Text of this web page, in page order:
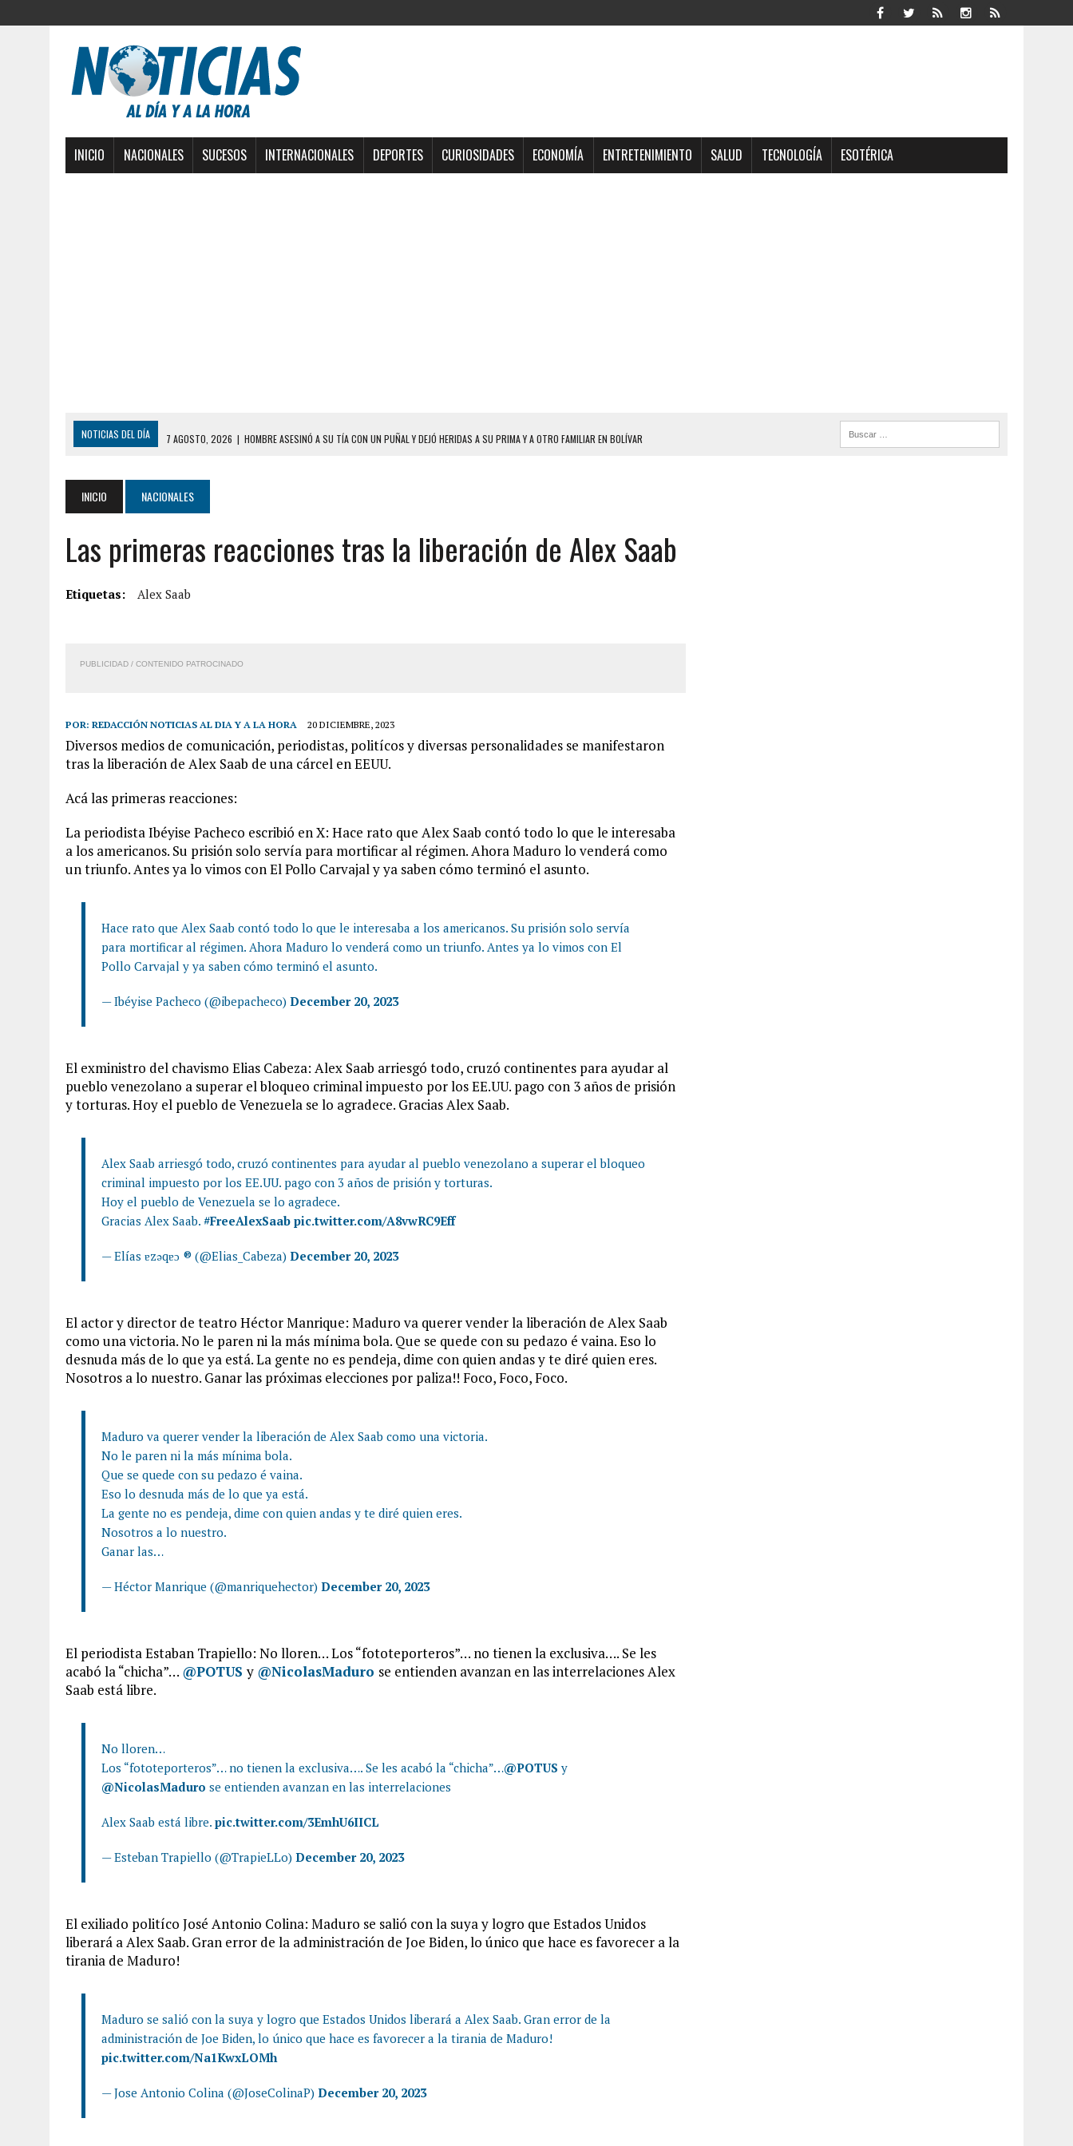
INICIO NACIONALES SUCESOS INTERNACIONALES DEPORTES CURIOSIDADES ECONOMÍA ENTRETENIMIENTO SALUD TECNOLOGÍA ESOTÉRICA
NOTICIAS DEL DÍA 7 AGOSTO, 2026 | HOMBRE ASESINÓ A SU TÍA CON UN PUÑAL Y DEJÓ HERIDAS A SU PRIMA Y A OTRO FAMILIAR EN BOLÍVAR
6 AGOSTO, 2026 | MISTERIOSA MUERTE DE MODELO EN MONAGAS: HALLARON EL CUERPO DENTRO DE SU CASA
6 AGOSTO, 2026
BARINAS: ADOLESCENTE SE QUITÓ LA VIDA TRAS SER ACOSADA Y ABUSADA POR LA PAREJA DE SU ABUELA
6 AGOSTO, 2026 | CONMOCIÓN EN COLORADO POR ASESINATO DE UNA ADOLESCENTE VENEZOLANA EN REUNIÓN CON AMIGOS
5 AGOSTO, 2026 | PRESUNTO BROTE PSICÓTICO POR FALTA DE TRATAMIENTO DESENCADENÓ TRAGEDIA FAMILIAR
7 AGOSTO, 2026 | FUGA DE GAS GENERÓ EXPLOSIÓN EN LOCAL COMERCIAL DE CHACAO
INICIO NACIONALES
Las primeras reacciones tras la liberación de Alex Saab
Etiquetas: Alex Saab
PUBLICIDAD / CONTENIDO PATROCINADO
POR: REDACCIÓN NOTICIAS AL DIA Y A LA HORA 20 DICIEMBRE, 2023
Diversos medios de comunicación, periodistas, politícos y diversas personalidades se manifestaron
tras la liberación de Alex Saab de una cárcel en EEUU.
Acá las primeras reacciones:
La periodista Ibéyise Pacheco escribió en X: Hace rato que Alex Saab contó todo lo que le interesaba
a los americanos. Su prisión solo servía para mortificar al régimen. Ahora Maduro lo venderá como
un triunfo. Antes ya lo vimos con El Pollo Carvajal y ya saben cómo terminó el asunto.
Hace rato que Alex Saab contó todo lo que le interesaba a los americanos. Su prisión solo servía
para mortificar al régimen. Ahora Maduro lo venderá como un triunfo. Antes ya lo vimos con El
Pollo Carvajal y ya saben cómo terminó el asunto.
— Ibéyise Pacheco (@ibepacheco) December 20, 2023
El exministro del chavismo Elias Cabeza: Alex Saab arriesgó todo, cruzó continentes para ayudar al
pueblo venezolano a superar el bloqueo criminal impuesto por los EE.UU. pago con 3 años de prisión
y torturas. Hoy el pueblo de Venezuela se lo agradece. GraciasAlex Saab.
Alex Saab arriesgó todo, cruzó continentes para ayudar al pueblo venezolano a superar el bloqueo
criminal impuesto por los EE.UU. pago con 3 años de prisión y torturas.
Hoy el pueblo de Venezuela se lo agradece.
Gracias Alex Saab. #FreeAlexSaab pic.twitter.com/A8vwRC9Eff
— Elías ɐzǝqɐɔ ® (@Elias_Cabeza) December 20, 2023
El actor y director de teatro Héctor Manrique: Maduro va querer vender la liberación de Alex Saab
como una victoria. No le paren ni la más mínima bola. Que se quede con su pedazo é vaina. Eso lo
desnuda más de lo que ya está. La gente no es pendeja, dime con quien andas y te diré quien eres.
Nosotros a lo nuestro. Ganar las próximas elecciones por paliza!! Foco, Foco, Foco.
Maduro va querer vender la liberación de Alex Saab como una victoria.
No le paren ni la más mínima bola.
Que se quede con su pedazo é vaina.
Eso lo desnuda más de lo que ya está.
La gente no es pendeja, dime con quien andas y te diré quien eres.
Nosotros a lo nuestro.
Ganar las…
— Héctor Manrique (@manriquehector) December 20, 2023
El periodista Estaban Trapiello: No lloren… Los “fototeporteros”… no tienen la exclusiva…. Se les
acabó la “chicha”… @POTUSy @NicolasMaduro se entienden avanzan en las interrelacionesAlex
Saab está libre.
No lloren…
Los “fototeporteros”… no tienen la exclusiva…. Se les acabó la “chicha”…@POTUS y
@NicolasMaduro se entienden avanzan en las interrelaciones
Alex Saab está libre. pic.twitter.com/3EmhU6IICL
— Esteban Trapiello (@TrapieLLo) December 20, 2023
El exiliado politíco José Antonio Colina: Maduro se salió con la suya y logro que Estados Unidos
liberará aAlex Saab. Gran error de la administración de Joe Biden, lo único que hace es favorecer a la
tirania de Maduro!
Maduro se salió con la suya y logro que Estados Unidos liberará a Alex Saab. Gran error de la
administración de Joe Biden, lo único que hace es favorecer a la tirania de Maduro!
pic.twitter.com/Na1KwxLOMh
— Jose Antonio Colina (@JoseColinaP) December 20, 2023